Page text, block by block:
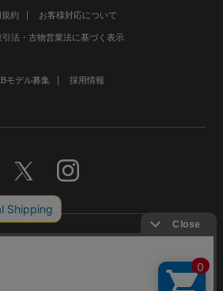
規約 お客様対応について
引法・古物営業法に基づく表示
モデル募集 採用情報